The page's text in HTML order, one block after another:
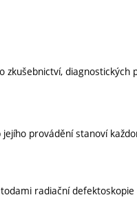
zkušebnictví,
provádění stanoví
radiační